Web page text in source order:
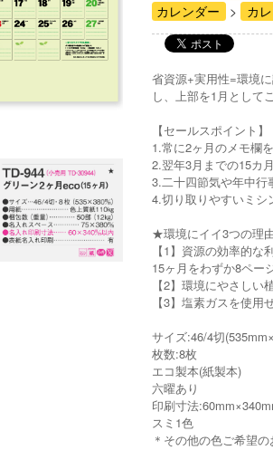
カレンダー
カ
省資源+実用性=環境
し、上部を1月として
【セールスポイント】
1.常に2ヶ月のメモ欄
2.翌年3月までの15カ
3.二十四節気や年中行
4.切り取りやすいミシ
★環境にイイ3つの理
【1】資源の効率的な
15ヶ月をわずか8ペー
【2】環境にやさしい
【3】塩素ガスを使用
サイズ:46/4切
枚数:8枚
エコ製本(紙製本)
六曜あり
印刷寸法
スミ1色
＊その他の色ご希望